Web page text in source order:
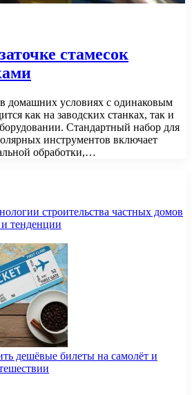
стамесок
в домашних условиях с одинаковым
как на заводских станках, так и
Стандартный набор для
инструментов включает
обработки,…
строительства частных домов
тенденции
дешёвые билеты на самолёт и